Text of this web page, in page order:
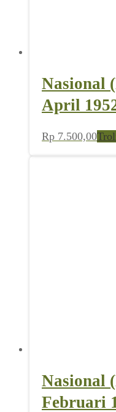
Nasional
April
Rp 7.500,00
Nasional
Februari